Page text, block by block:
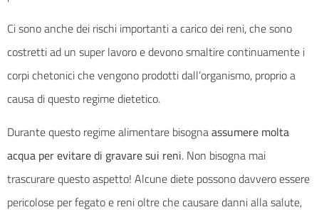
Ci sono anche dei rischi importanti a carico dei reni, che sono
costretti ad un super lavoro e devono smaltire continuamente i
corpi chetonici che vengono prodotti dall’organismo, proprio a
causa di questo regime dietetico.
Durante questo regime alimentare bisognaassumere molta
acqua per evitare di gravare sui reni. Non bisogna mai
trascurare questo aspetto! Alcune diete possono davvero essere
pericolose per fegato e reni oltre che causare danni alla salute,